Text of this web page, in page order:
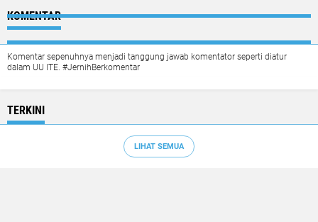
KOMENTAR
Komentar sepenuhnya menjadi tanggung jawab komentator seperti diatur
dalam UU ITE. #JernihBerkomentar
TERKINI
LIHAT SEMUA